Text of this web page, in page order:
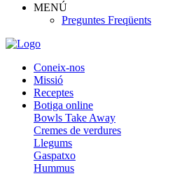
MENÚ
Preguntes Freqüents
Coneix-nos
Missió
Receptes
Botiga online
Bowls Take Away
Cremes de verdures
Llegums
Gaspatxo
Hummus